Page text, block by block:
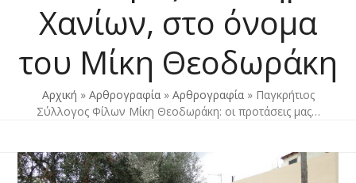
Χανίων, στο όνομα
του Μίκη Θεοδωράκη
Αρχική » Αρθρογραφία» Αρθρογραφία» Παγκρήτιος
Σύλλογος Φίλων Μίκη Θεοδωράκη: οι προτάσεις μας…